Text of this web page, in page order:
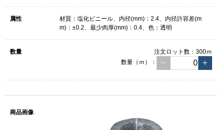
材質：塩化ビニール、内径(mm)：2.4、内径許容差(m
m)：±0.2、最少肉厚(mm)：0.4、色：透明
注文ロット数： 300ｍ
数量（ｍ）：